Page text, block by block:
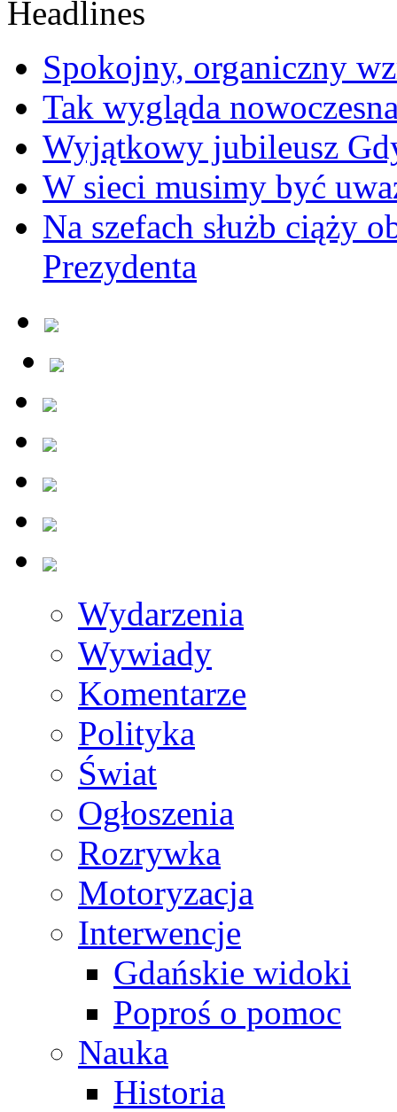
Spokojny, organiczny
Tak wygląda
Wyjątkowy jubileusz
W sieci musimy być
Na szefach służb ciąży
Prezydenta
Wydarzenia
Wywiady
Komentarze
Polityka
Świat
Ogłoszenia
Rozrywka
Motoryzacja
Interwencje
Gdańskie widoki
Poproś o pomoc
Nauka
Historia